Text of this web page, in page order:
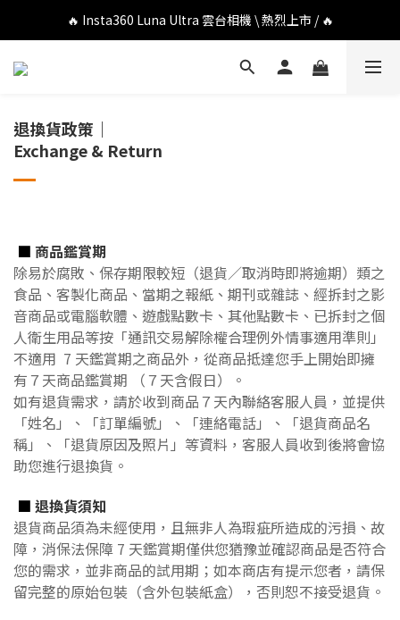
🔥 DJI OSMO POCKET 4P 口袋相機 \ 熱烈上市 / 🔥
🔥 Insta360 Luna Ultra 雲台相機 \ 熱烈上市 / 🔥
🔥 Insta360 GO Ultra Hello Kitty 聯名限定套裝 \ 時尚上市 / 🔥
退換貨政策｜
Exchange & Return
■ 商品鑑賞期
除易於腐敗、保存期限較短（退貨／取消時即將逾期）類之
食品、客製化商品、當期之報紙、期刊或雜誌、經拆封之影
音商品或電腦軟體、遊戲點數卡、其他點數卡、已拆封之個
人衛生用品等按「通訊交易解除權合理例外情事適用準則」
不適用 7 天鑑賞期之商品外，從商品抵達您手上開始即擁
有７天商品鑑賞期 （７天含假日）。
如有退貨需求，請於收到商品７天內聯絡客服人員，並提供
「姓名」、「訂單編號」、「連絡電話」、「退貨商品名
稱」、「退貨原因及照片」等資料，客服人員收到後將會協
助您進行退換貨。
■ 退換貨須知
退貨商品須為未經使用，且無非人為瑕疵所造成的污損、故
障，消保法保障 7 天鑑賞期僅供您猶豫並確認商品是否符合
您的需求，並非商品的試用期；如本商店有提示您者，請保
留完整的原始包裝（含外包裝紙盒），否則恕不接受退貨。